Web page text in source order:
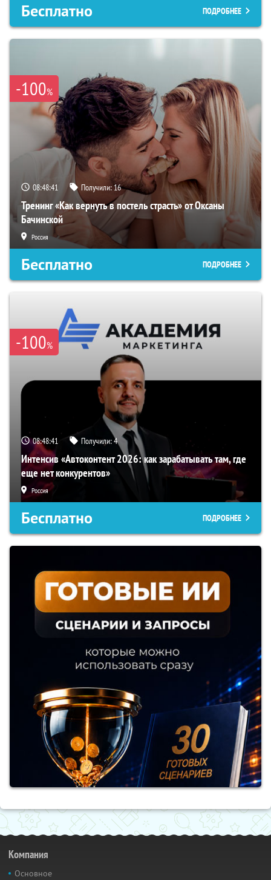
Бесплатно ПОДРОБНЕЕ
-100%
08:48:40 Получили:16
Тренинг «Как вернуть в постель страсть» от Оксаны
Бачинской
Россия
Бесплатно ПОДРОБНЕЕ
-100%
08:48:40 Получили:4
Интенсив «Автоконтент 2026: как зарабатывать там, где
еще нет конкурентов»
Россия
Бесплатно ПОДРОБНЕЕ
Компания
Основное